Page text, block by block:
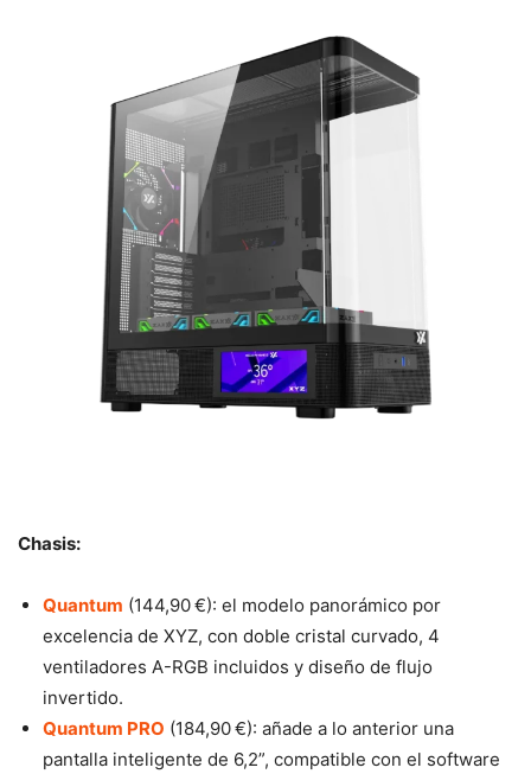
Chasis:
Quantum (144,90 €): el modelo panorámico por
excelencia de XYZ, con doble cristal curvado, 4
ventiladores A-RGB incluidos y diseño de flujo
invertido.
Quantum PRO (184,90 €): añade a lo anterior una
pantalla inteligente de 6,2”, compatible con el software